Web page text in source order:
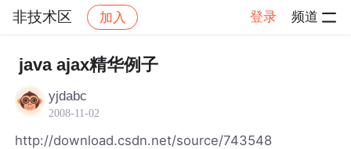
非技术区 加入 登录 频道
社区 非技术区 帖子详情
java ajax精华例子
yjdabc
2008-11-02
http://download.csdn.net/source/743548